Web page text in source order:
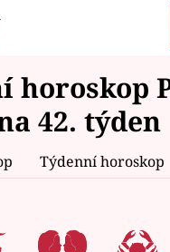
Inspekce Prostřeno!
Proměny
horoskop
42. týden
Týdenní horoskop